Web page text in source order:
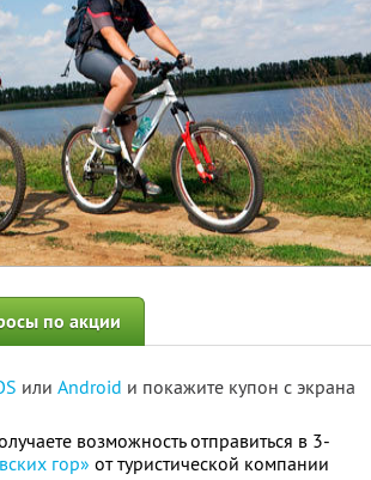
по акции
или Android и покажите купон с экрана
возможность отправиться в 3-
гор» от туристической компании